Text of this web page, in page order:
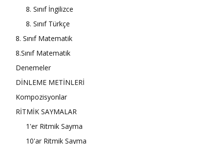
8. Sınıf İngilizce
8. Sınıf Türkçe
8. Sınıf Matematik
8.Sınıf Matematik
Denemeler
DİNLEME METİNLERİ
Kompozisyonlar
RİTMİK SAYMALAR
1'er Ritmik Sayma
10'ar Ritmik Sayma